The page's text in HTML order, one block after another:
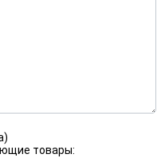
товары: